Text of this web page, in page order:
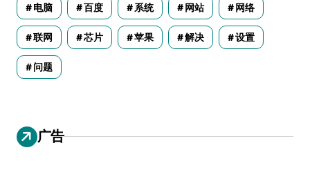
电脑 百度 系统 网站 网络
联网 芯片 苹果 解决 设置
问题
广告